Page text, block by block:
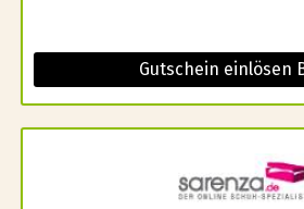
Gutschein einlösen